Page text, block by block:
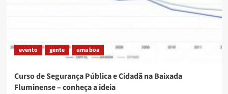
evento gente uma boa
Curso de Segurança Pública e Cidadã na Baixada
Fluminense – conheça a ideia